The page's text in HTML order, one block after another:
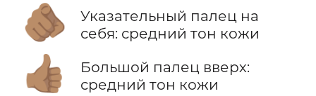
🫵🏽
Указательный палец на
себя: средний тон кожи
👍🏽
Большой палец вверх:
средний тон кожи